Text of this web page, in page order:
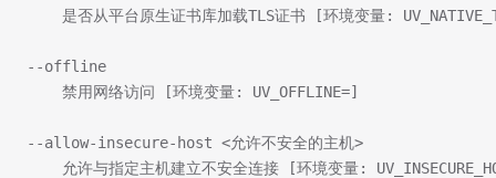
是否从平台原生证书库加载TLS证书 [环境变量:
--offline
    禁用网络访问 [环境变量: UV_OFFLINE=]
--allow-insecure-host <允许不安全的主机>
允许与指定主机建立不安全连接 [环境变量: